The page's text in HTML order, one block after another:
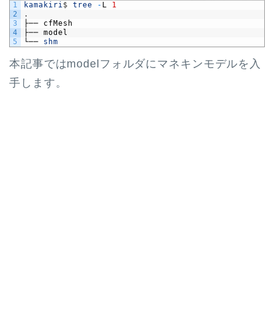
1
2
3
4
5
kamakiri$ tree - L
1
.
├──
cfMesh
├── model
└──
shm
本記事ではmodelフォルダにマネキンモデルを入
手します。